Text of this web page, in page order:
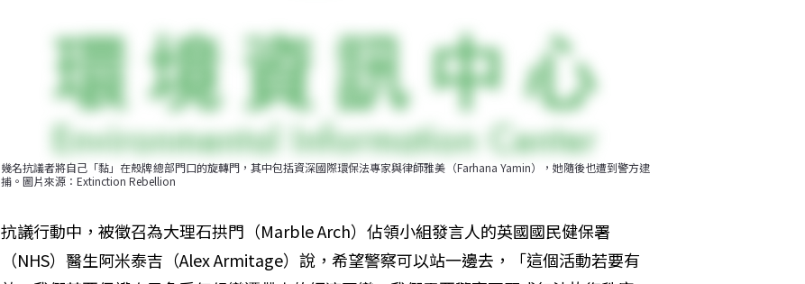
幾名抗議者將自己「黏」在殼牌總部門口的旋轉門，其中包括資深國際環保法專家與律師雅美（Farhana Yamin），她隨後也遭到警方逮
捕。圖片來源：Extinction Rebellion
抗議行動中，被徵召為大理石拱門（Marble Arch）佔領小組發言人的英國國民健保署
（NHS）醫生阿米泰吉（Alex Armitage）說，希望警察可以站一邊去，「這個活動若要有